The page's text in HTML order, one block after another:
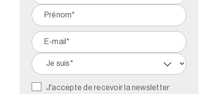
J'accepte de recevoir la newsletter